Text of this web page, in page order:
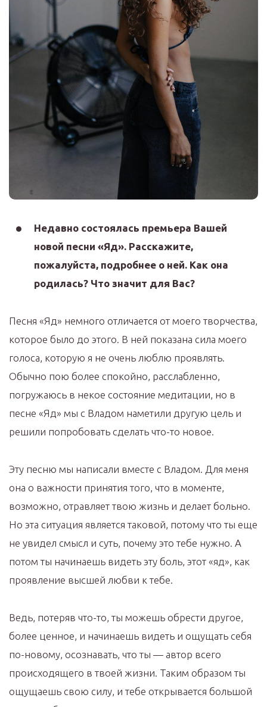
Недавно состоялась премьера Вашей
новой песни «Яд». Расскажите,
пожалуйста, подробнее о ней. Как она
родилась? Что значит для Вас?
Песня «Яд» немного отличается от моего творчества,
которое было до этого. В ней показана сила моего
голоса, которую я не очень люблю проявлять.
Обычно пою более спокойно, расслабленно,
погружаюсь в некое состояние медитации, но в
песне «Яд» мы с Владом наметили другую цель и
решили попробовать сделать что-то новое.
Эту песню мы написали вместе с Владом. Для меня
она о важности принятия того, что в моменте,
возможно, отравляет твою жизнь и делает больно.
Но эта ситуация является таковой, потому что ты еще
не увидел смысл и суть, почему это тебе нужно. А
потом ты начинаешь видеть эту боль, этот «яд», как
проявление высшей любви к тебе.
Ведь, потеряв что-то, ты можешь обрести другое,
более ценное, и начинаешь видеть и ощущать себя
по-новому, осознавать, что ты — автор всего
происходящего в твоей жизни. Таким образом ты
ощущаешь свою силу, и тебе открывается большой